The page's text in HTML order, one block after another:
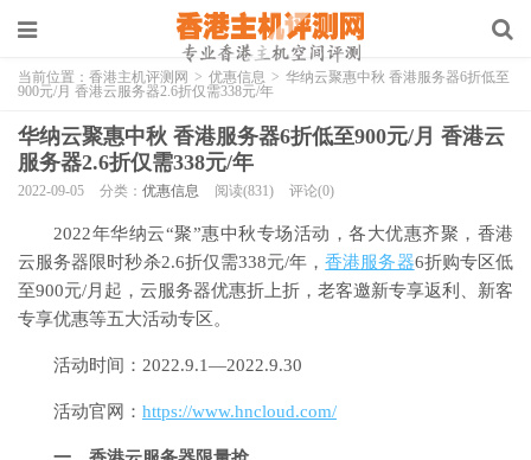
当前位置： 香港主机评测网 > 优惠信息 > 华纳云聚惠中秋 香港服务器6折低至
900元/月 香港云服务器2.6折仅需338元/年
华纳云聚惠中秋 香港服务器6折低至900元/月 香港云
服务器2.6折仅需338元/年
2022-09-05 分类： 优惠信息 阅读(831) 评论(0)
2022年华纳云“聚”惠中秋专场活动，各大优惠齐聚，香港
云服务器限时秒杀2.6折仅需338元/年，香港服务器6折购专区低
至900元/月起，云服务器优惠折上折，老客邀新专享返利、新客
专享优惠等五大活动专区。
活动时间：2022.9.1—2022.9.30
活动官网： https://www.hncloud.com/